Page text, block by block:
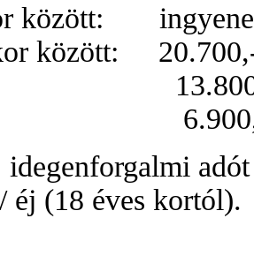
között:
között:
Ft /
Ft /
éj (18 éves kortól).